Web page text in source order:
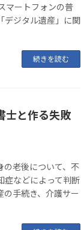
マートフォンの普
デジタル遺産」に関
続きを読む
士と作る失敗
の老後について、不
症などによって判断
手続き、介護サー